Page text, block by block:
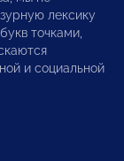
лексику
точками,
и социальной